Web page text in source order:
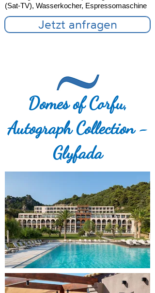
(Sat-TV), Wasserkocher, Espressomaschine
Jetzt anfragen
Domes of Corfu,
Autograph Collection -
Glyfada